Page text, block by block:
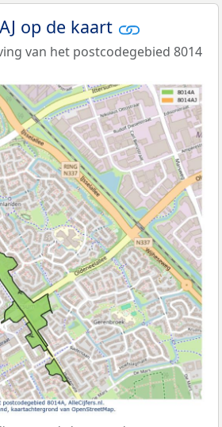
op de kaart
van het postcodegebied 8014